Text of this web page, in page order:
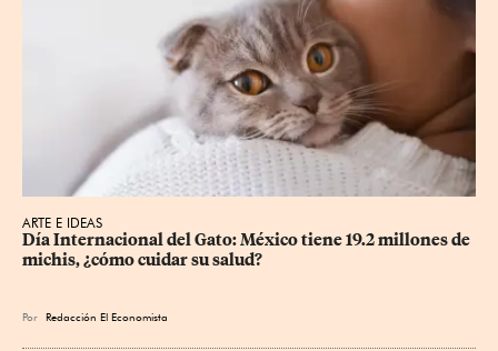
ARTE E IDEAS
Día Internacional del Gato: México tiene 19.2 millones de
michis, ¿cómo cuidar su salud?
Por Redacción El Economista